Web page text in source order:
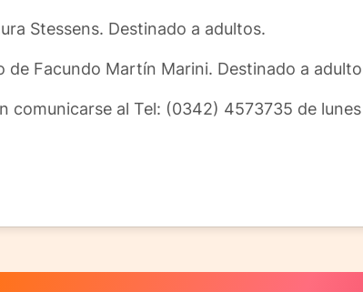
Stessens. Destinado a adultos.
de Facundo Martín Marini. Destinado a
al Tel: (0342) 4573735 de